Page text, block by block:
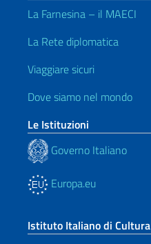
La Farnesina – il MAECI
La Rete diplomatica
Viaggiare sicuri
Dove siamo nel mondo
Le Istituzioni
Governo Italiano
Europa.eu
Istituto Italiano di Cultura